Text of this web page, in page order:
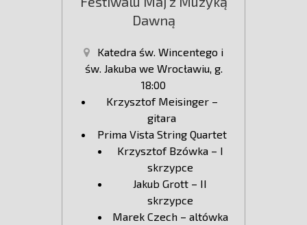
Dawną
Katedra św. Wincentego i
św. Jakuba we Wrocławiu, g.
18:00
Krzysztof Meisinger –
gitara
Prima Vista String Quartet
Krzysztof Bzówka – I
skrzypce
Jakub Grott – II
skrzypce
Marek Czech – altówka